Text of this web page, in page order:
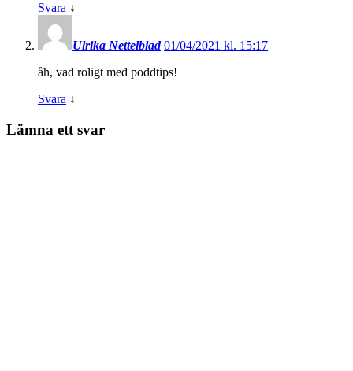
Svara ↓
Ulrika Nettelblad 01/04/2021 kl. 15:17
åh, vad roligt med poddtips!
Svara ↓
Lämna ett svar